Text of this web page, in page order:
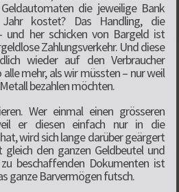
die jeweilige Bank
kostet? Das Handling, die
und her schicken von Bargeld ist
Zahlungsverkehr. Und diese
wieder auf den Verbraucher
mehr, als wir müssten – nur weil
bezahlen möchten.
Wer einmal einen grösseren
er diesen einfach nur in die
wird sich lange darüber geärgert
gleich den ganzen Geldbeutel und
beschaffenden Dokumenten ist
ganze Barvermögen futsch.